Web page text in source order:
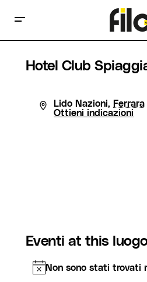
Hotel Club
Indirizzo
Lido Nazioni, Ferrara
Ottieni indicazioni
Eventi at this
Notice
Non sono stati trovati